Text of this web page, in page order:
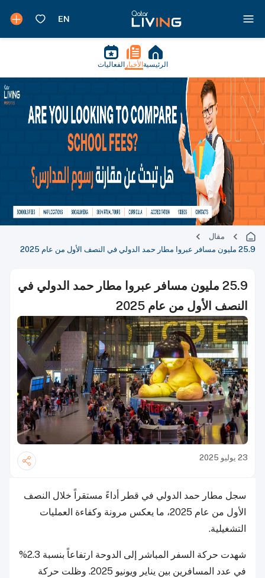
الرئيسية الأخبار الفعاليات
مقال
25.9 مليون مسافر عبروا مطار حمد الدولي في النصف الأول من عام 2025
25.9 مليون مسافر عبروا مطار حمد الدولي في
النصف الأول من عام 2025
23 يوليو 2025
سجل مطار حمد الدولي في قطر أداءً مستقراً خلال النصف
الأول من عام 2025، ما يعكس مرونة وكفاءة العمليات
التشغيلية.
شهدت حركة السفر المباشر إلى الدوحة ارتفاعاً بنسبة 2.3%
في عدد المسافرين بين يناير ويونيو 2025. وظلت حركة